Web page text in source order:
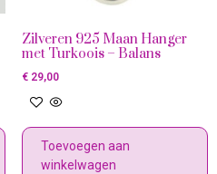
Zilveren 925 Maan Hanger
met Turkoois – Balans
€29,00
Toevoegen aan
winkelwagen